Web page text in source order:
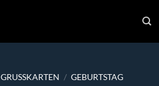
GRUSSKARTEN / GEBURTSTAG